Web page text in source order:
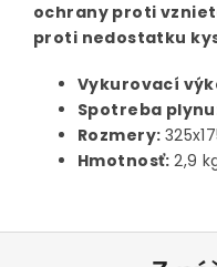
ochrany proti
proti nedostatku
Vykurovací
Spotreba
Rozmery:
Hmotnosť:2,9